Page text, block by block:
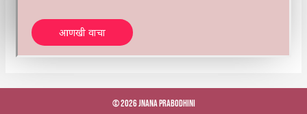
आणखी वाचा
© 2026 Jnana Prabodhini